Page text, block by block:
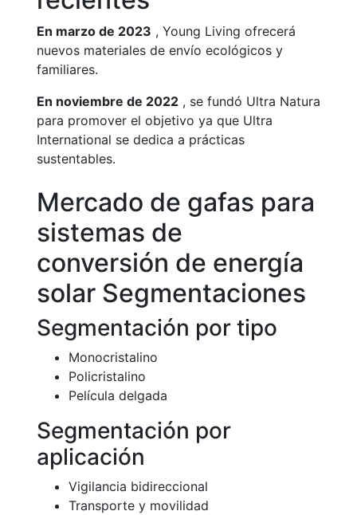
En marzo de 2023 , Young Living ofrecerá
nuevos materiales de envío ecológicos y
familiares.
En noviembre de 2022 , se fundó Ultra Natura
para promover el objetivo ya que Ultra
International se dedica a prácticas
sustentables.
Mercado de gafas para
sistemas de
conversión de energía
solar Segmentaciones
Segmentación por tipo
Monocristalino
Policristalino
Película delgada
Segmentación por
aplicación
Vigilancia bidireccional
Transporte y movilidad